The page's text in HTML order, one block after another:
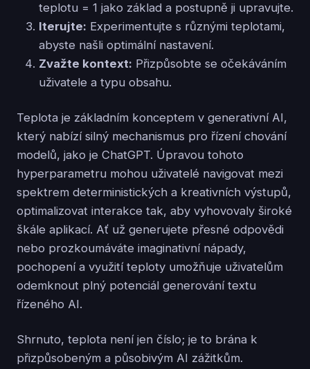
teplotu = 1 jako základ a postupně ji upravujte.
Iterujte: Experimentujte s různými teplotami,
abyste našli optimální nastavení.
Zvažte kontext: Přizpůsobte se očekáváním
uživatele a typu obsahu.
Teplota je základním konceptem v generativní AI,
který nabízí silný mechanismus pro řízení chování
modelů, jako je ChatGPT. Úpravou tohoto
hyperparametru mohou uživatelé navigovat mezi
spektrem deterministických a kreativních výstupů,
optimalizovat interakce tak, aby vyhovovaly široké
škále aplikací. Ať už generujete přesné odpovědi
nebo prozkoumáváte imaginativní nápady,
pochopení a využití teploty umožňuje uživatelům
odemknout plný potenciál generování textu
řízeného AI.
Shrnuto, teplota není jen číslo; je to brána k
přizpůsobeným a působivým AI zážitkům.